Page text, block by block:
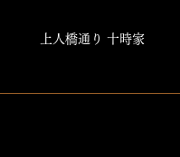
上人橋通り 十時家